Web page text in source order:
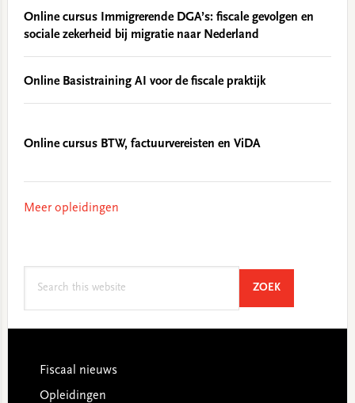
Online cursus Immigrerende DGA’s: fiscale gevolgen en
sociale zekerheid bij migratie naar Nederland
Online Basistraining AI voor de fiscale praktijk
Online cursus BTW, factuurvereisten en ViDA
Meer opleidingen
ZOEKSEARCH
Footer
Fiscaal nieuws
Opleidingen